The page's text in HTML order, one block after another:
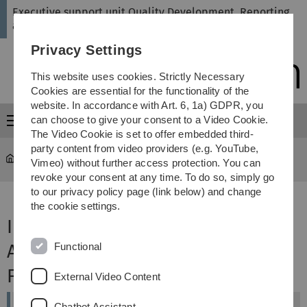
Skip
Skip
Skip
Skip
Executive support unit Quality Development, Reporting
and Revision
Menu
Administration ... Mathematik
Informationen zum
Akkreditierungsverfahren
Fachcluster Mathematik
Privacy Settings
This website uses cookies. Strictly Necessary
Cookies are essential for the functionality of the
website. In accordance with Art. 6, 1a) GDPR, you
can choose to give your consent to a Video Cookie.
The Video Cookie is set to offer embedded third-
party content from video providers (e.g. YouTube,
Vimeo) without further access protection. You can
revoke your consent at any time. To do so, simply go
to our privacy policy page (link below) and change
the cookie settings.
Functional
External Video Content